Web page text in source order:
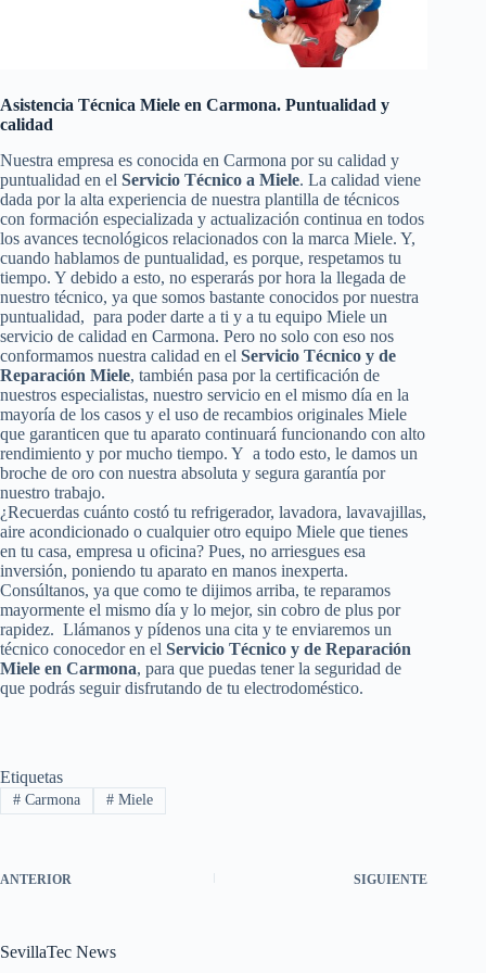
Asistencia Técnica Miele en Carmona. Puntualidad y
calidad
Nuestra empresa es conocida en Carmona por su calidad y
puntualidad en el Servicio Técnico a Miele. La calidad viene
dada por la alta experiencia de nuestra plantilla de técnicos
con formación especializada y actualización continua en todos
los avances tecnológicos relacionados con la marca Miele. Y,
cuando hablamos de puntualidad, es porque, respetamos tu
tiempo. Y debido a esto, no esperarás por hora la llegada de
nuestro técnico, ya que somos bastante conocidos por nuestra
puntualidad, para poder darte a ti y a tu equipo Miele un
servicio de calidad en Carmona. Pero no solo con eso nos
conformamos nuestra calidad en el Servicio Técnico y de
Reparación Miele, también pasa por la certificación de
nuestros especialistas, nuestro servicio en el mismo día en la
mayoría de los casos y el uso de recambios originales Miele
que garanticen que tu aparato continuará funcionando con alto
rendimiento y por mucho tiempo. Y a todo esto, le damos un
broche de oro con nuestra absoluta y segura garantía por
nuestro trabajo.
¿Recuerdas cuánto costó tu refrigerador, lavadora, lavavajillas,
aire acondicionado o cualquier otro equipo Miele que tienes
en tu casa, empresa u oficina? Pues, no arriesgues esa
inversión, poniendo tu aparato en manos inexperta.
Consúltanos, ya que como te dijimos arriba, te reparamos
mayormente el mismo día y lo mejor, sin cobro de plus por
rapidez. Llámanos y pídenos una cita y te enviaremos un
técnico conocedor en el Servicio Técnico y de Reparación
Miele en Carmona, para que puedas tener la seguridad de
que podrás seguir disfrutando de tu electrodoméstico.
Etiquetas
#Carmona #Miele
ANTERIOR SIGUIENTE
SevillaTec News